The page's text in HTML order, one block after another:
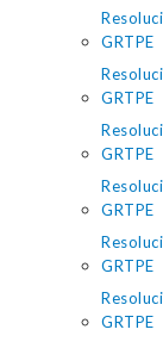
GRTPE
GRTPE
GRTPE
GRTPE
GRTPE
GRTPE